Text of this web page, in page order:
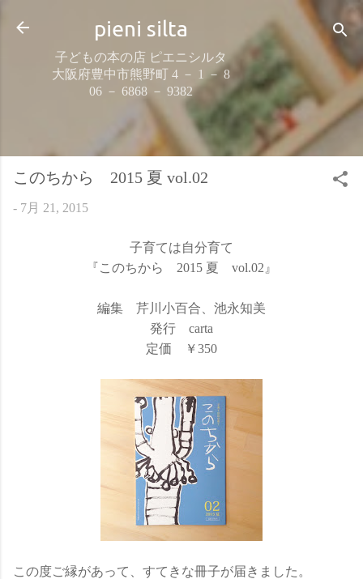
スキップしてメイン コンテンツに移動
pieni silta
子どもの本の店 ピエニシルタ
大阪府豊中市熊野町 4 － 1 － 8
06 － 6868 － 9382
このちから 2015 夏 vol.02
- 7月 21, 2015
子育ては自分育て
『このちから 2015 夏 vol.02』
編集 芹川小百合、池永知美
発行 carta
定価 ￥350
この度ご縁があって、すてきな冊子が届きました。